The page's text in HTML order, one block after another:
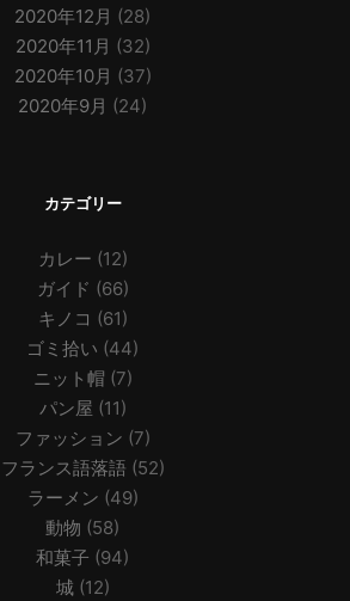
2020年12月 (28)
2020年11月 (32)
2020年10月 (37)
2020年9月 (24)
カテゴリー
カレー (12)
ガイド (66)
キノコ (61)
ゴミ拾い (44)
ニット帽 (7)
パン屋 (11)
ファッション (7)
フランス語落語 (52)
ラーメン (49)
動物 (58)
和菓子 (94)
城(12)